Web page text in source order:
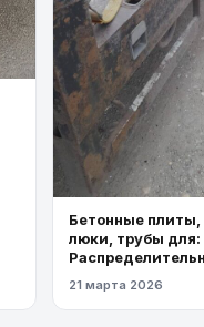
Бетонные плиты,
люки, трубы для:
газопровод
давления
21 марта 2026